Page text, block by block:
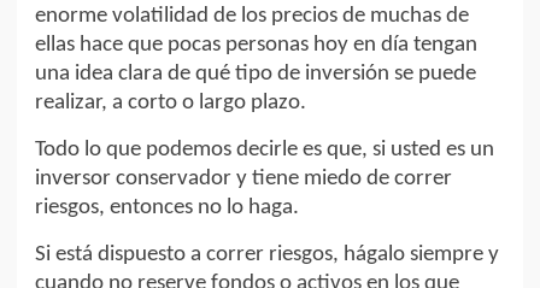
enorme volatilidad de los precios de muchas de
ellas hace que pocas personas hoy en día tengan
una idea clara de qué tipo de inversión se puede
realizar, a corto o largo plazo.
Todo lo que podemos decirle es que, si usted es un
inversor conservador y tiene miedo de correr
riesgos, entonces no lo haga.
Si está dispuesto a correr riesgos, hágalo siempre y